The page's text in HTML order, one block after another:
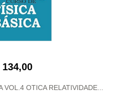
134,00
OTICA RELATIVIDADE...